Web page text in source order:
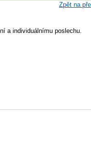
Zpět na
a individuálnímu poslechu.